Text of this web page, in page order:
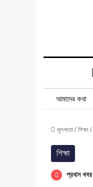
আমাদের কথা
মূলপাতা / শিক্ষা /
শিক্ষা
প্রধান খবর